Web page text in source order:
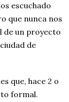
escuchado
que nunca nos
de un proyecto
de
que, hace 2 o
formal.